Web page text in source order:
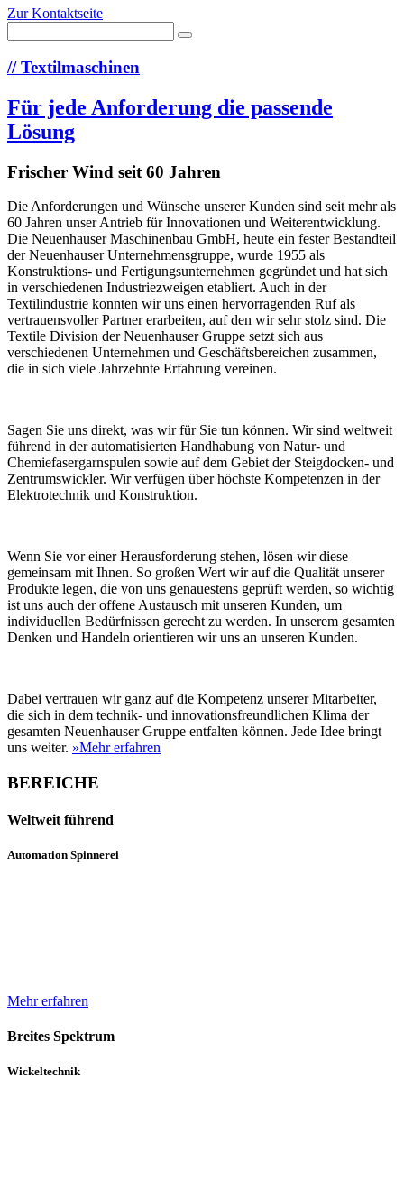
Zur Kontaktseite
//Textilmaschinen
Für jede Anforderung die passende
Lösung
Frischer Wind seit 60 Jahren
Die Anforderungen und Wünsche unserer Kunden sind seit mehr als
60 Jahren unser Antrieb für Innovationen und Weiterentwicklung.
Die Neuenhauser Maschinenbau GmbH, heute ein fester Bestandteil
der Neuenhauser Unternehmensgruppe, wurde 1955 als
Konstruktions- und Fertigungsunternehmen gegründet und hat sich
in verschiedenen Industriezweigen etabliert. Auch in der
Textilindustrie konnten wir uns einen hervorragenden Ruf als
vertrauensvoller Partner erarbeiten, auf den wir sehr stolz sind. Die
Textile Division der Neuenhauser Gruppe setzt sich aus
verschiedenen Unternehmen und Geschäftsbereichen zusammen,
die in sich viele Jahrzehnte Erfahrung vereinen.
Sagen Sie uns direkt, was wir für Sie tun können. Wir sind weltweit
führend in der automatisierten Handhabung von Natur- und
Chemiefasergarnspulen sowie auf dem Gebiet der Steigdocken- und
Zentrumswickler. Wir verfügen über höchste Kompetenzen in der
Elektrotechnik und Konstruktion.
Wenn Sie vor einer Herausforderung stehen, lösen wir diese
gemeinsam mit Ihnen. So großen Wert wir auf die Qualität unserer
Produkte legen, die von uns genauestens geprüft werden, so wichtig
ist uns auch der offene Austausch mit unseren Kunden, um
individuellen Bedürfnissen gerecht zu werden. In unserem gesamten
Denken und Handeln orientieren wir uns an unseren Kunden.
Dabei vertrauen wir ganz auf die Kompetenz unserer Mitarbeiter,
die sich in dem technik- und innovationsfreundlichen Klima der
gesamten Neuenhauser Gruppe entfalten können. Jede Idee bringt
uns weiter. »Mehr erfahren
BEREICHE
Weltweit führend
Automation Spinnerei
Mehr erfahren
Breites Spektrum
Wickeltechnik